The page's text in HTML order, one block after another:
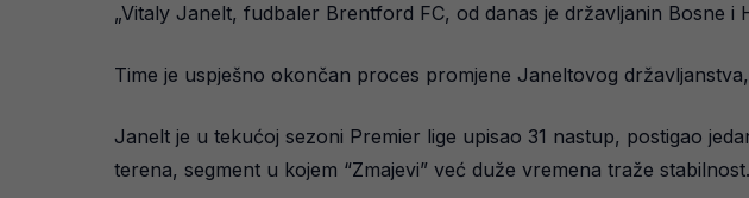
„Vitaly Janelt, fudbaler Brentford FC, od danas je državljanin Bosne i
Time je uspješno okončan proces promjene Janeltovog
Janelt je u tekućoj sezoni Premier lige upisao 31 nastup, postigao
terena, segment u kojem “Zmajevi” već duže vremena traže stabilnost.